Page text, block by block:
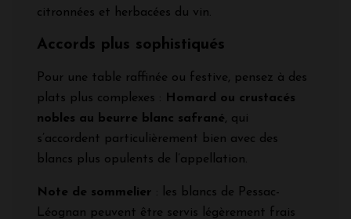
citronnées et herbacées du vin.
Accords plus sophistiqués
Pour une table raffinée ou festive, pensez à des
plats plus complexes :
Homard ou crustacés
nobles au beurre blanc safrané, qui
s’accordent particulièrement bien avec des
blancs plus opulents de l’appellation.
Note de sommelier : les blancs de Pessac-
Léognan peuvent être servis légèrement frais